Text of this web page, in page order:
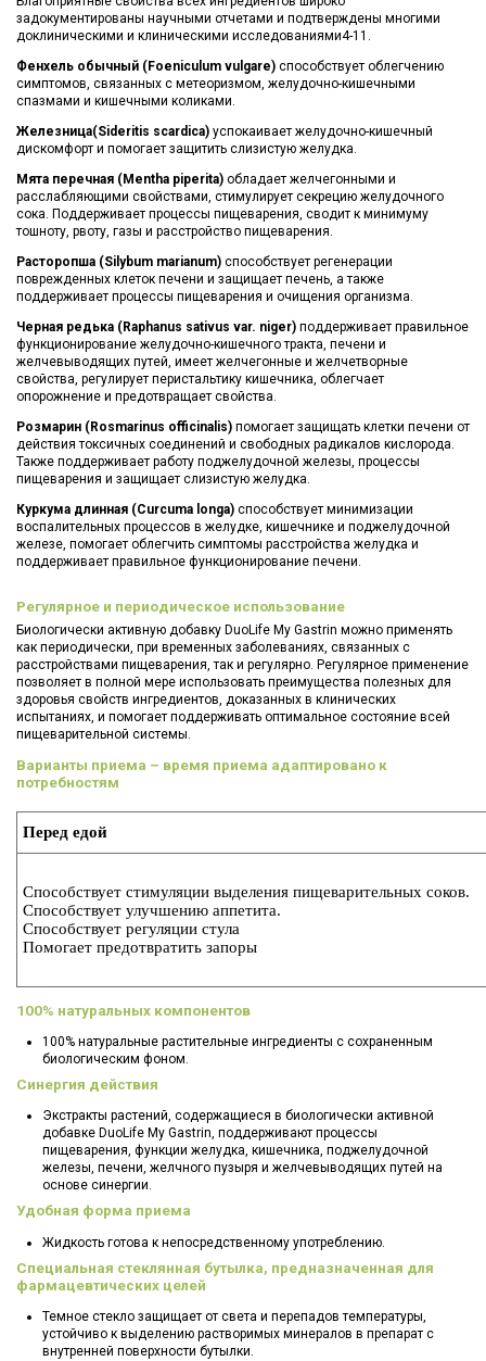
задокументированы научными отчетами и подтверждены многими
доклиническими и клиническими исследованиями4-11.
Фенхель обычный (Foeniculum vulgare) способствует облегчению
симптомов, связанных с метеоризмом, желудочно-кишечными
спазмами и кишечными коликами.
Железница(Sideritis scardica) успокаивает желудочно-кишечный
дискомфорт и помогает защитить слизистую желудка.
Мята перечная (Mentha piperita) обладает желчегонными и
расслабляющими свойствами, стимулирует секрецию желудочного
сока. Поддерживает процессы пищеварения, сводит к минимуму
тошноту, рвоту, газы и расстройство пищеварения.
Расторопша (Silybum marianum) способствует регенерации
поврежденных клеток печени и защищает печень, а также
поддерживает процессы пищеварения и очищения организма.
Черная редька (Raphanus sativus var. niger) поддерживает правильное
функционирование желудочно-кишечного тракта, печени и
желчевыводящих путей, имеет желчегонные и желчетворные
свойства, регулирует перистальтику кишечника, облегчает
опорожнение и предотвращает свойства.
Розмарин (Rosmarinus officinalis) помогает защищать клетки печени от
действия токсичных соединений и свободных радикалов кислорода.
Также поддерживает работу поджелудочной железы, процессы
пищеварения и защищает слизистую желудка.
Куркума длинная (Curcuma longa) способствует минимизации
воспалительных процессов в желудке, кишечнике и поджелудочной
железе, помогает облегчить симптомы расстройства желудка и
поддерживает правильное функционирование печени.
Регулярное и периодическое использование
Биологически активную добавку DuoLife My Gastrin можно применять
как периодически, при временных заболеваниях, связанных с
расстройствами пищеварения, так и регулярно. Регулярное применение
позволяет в полной мере использовать преимущества полезных для
здоровья свойств ингредиентов, доказанных в клинических
испытаниях, и помогает поддерживать оптимальное состояние всей
пищеварительной системы.
Варианты приема – время приема адаптировано к
потребностям
Перед едой
Способствует стимуляции выделения пищеварительных соков.
Способствует улучшению аппетита.
Способствует регуляции стула
Помогает предотвратить запоры
100% натуральных компонентов
100% натуральные растительные ингредиенты с сохраненным
биологическим фоном.
Синергия действия
Экстракты растений, содержащиеся в биологически активной
добавке DuoLife My Gastrin, поддерживают процессы
пищеварения, функции желудка, кишечника, поджелудочной
железы, печени, желчного пузыря и желчевыводящих путей на
основе синергии.
Удобная форма приема
Жидкость готова к непосредственному употреблению.
Специальная стеклянная бутылка, предназначенная для
фармацевтических целей
Темное стекло защищает от света и перепадов температуры,
устойчиво к выделению растворимых минералов в препарат с
внутренней поверхности бутылки.